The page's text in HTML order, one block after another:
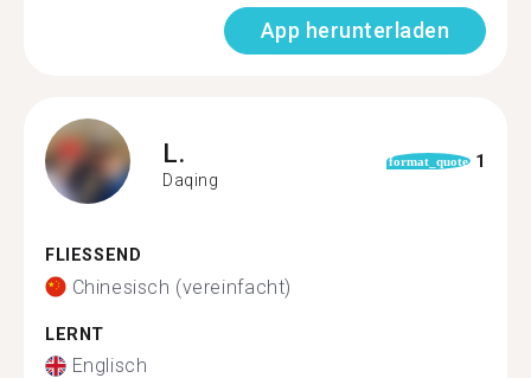
App herunterladen
L.
Daqing
format_quote 1
FLIESSEND
Chinesisch (vereinfacht)
LERNT
Englisch